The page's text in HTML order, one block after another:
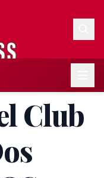
Club